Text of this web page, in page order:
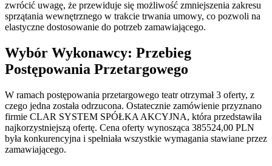
zwrócić uwagę, że przewiduje się możliwość zmniejszenia zakresu
sprzątania wewnętrznego w trakcie trwania umowy, co pozwoli na
elastyczne dostosowanie do potrzeb zamawiającego.
Wybór Wykonawcy: Przebieg
Postępowania Przetargowego
W ramach postępowania przetargowego teatr otrzymał 3 oferty, z
czego jedna została odrzucona. Ostatecznie zamówienie przyznano
firmie CLAR SYSTEM SPÓŁKA AKCYJNA, która przedstawiła
najkorzystniejszą ofertę. Cena oferty wynosząca 385524,00 PLN
była konkurencyjna i spełniała wszystkie wymagania stawiane przez
zamawiającego.